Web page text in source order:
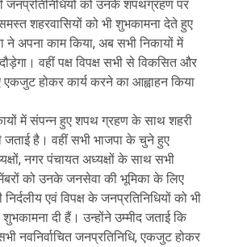
जनप्रतिनिधियों को उनके शपथग्रहण पर
समस्त शहरवासियों को भी शुभकामना देते हुए
ने अपना काम किया, अब सभी निकायों में
वहीं पक्ष विपक्ष सभी से विकसित और
एकजुट होकर कार्य करने का आह्वाहन किया
में संपन्न हुए शपथ ग्रहण के साथ शहरी
है। वहीं सभी भाजपा के चुने हुए
नगर पंचायत अध्यक्षों के साथ सभी
मेंबरों को उनके जनसेवा की भूमिका के लिए
एवं विपक्ष के जनप्रतिनिधियों को भी
दी हैं। उन्होंने उम्मीद जताई कि
नवनिर्वाचित जनप्रतिनिधि, एकजुट होकर